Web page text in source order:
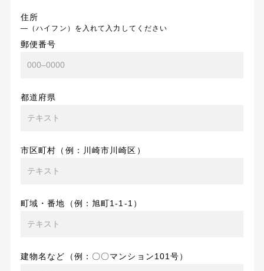
住所
―（ハイフン）を入れて入力してください
郵便番号
都道府県
市区町村（例：川崎市川崎区）
町域・番地（例：旭町1-1-1）
建物名など（例：〇〇マンション101号）